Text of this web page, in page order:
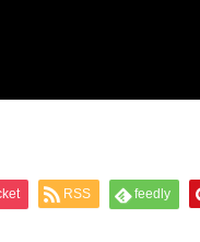
RSS feedly